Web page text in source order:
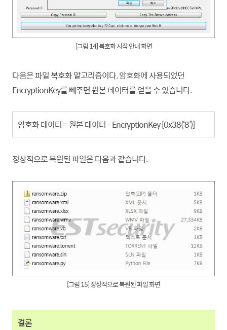
[그림 14] 복호화 시작 안내 화면
다음은 파일 복호화 알고리즘이다. 암호화에 사용되었던
EncryptionKey를 빼주면 원본 데이터를 얻을 수 있습니다.
암호화 데이터 = 원본 데이터 - EncryptionKey [0x38(‘8’)]
정상적으로 복원된 파일은 다음과 같습니다.
[그림 15] 정상적으로 복원된 파일 화면
결론